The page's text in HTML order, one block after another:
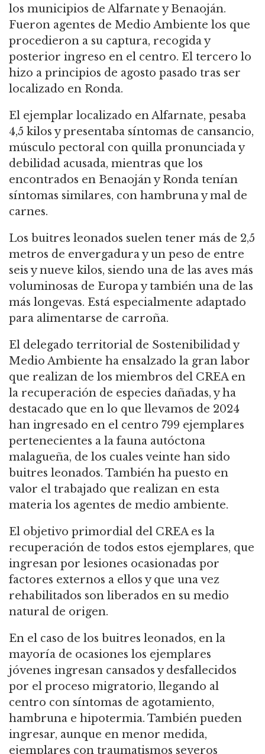
los municipios de Alfarnate y Benaoján.
Fueron agentes de Medio Ambiente los que
procedieron a su captura, recogida y
posterior ingreso en el centro. El tercero lo
hizo a principios de agosto pasado tras ser
localizado en Ronda.
El ejemplar localizado en Alfarnate, pesaba
4,5 kilos y presentaba síntomas de cansancio,
músculo pectoral con quilla pronunciada y
debilidad acusada, mientras que los
encontrados en Benaoján y Ronda tenían
síntomas similares, con hambruna y mal de
carnes.
Los buitres leonados suelen tener más de 2,5
metros de envergadura y un peso de entre
seis y nueve kilos, siendo una de las aves más
voluminosas de Europa y también una de las
más longevas. Está especialmente adaptado
para alimentarse de carroña.
El delegado territorial de Sostenibilidad y
Medio Ambiente ha ensalzado la gran labor
que realizan de los miembros del CREA en
la recuperación de especies dañadas, y ha
destacado que en lo que llevamos de 2024
han ingresado en el centro 799 ejemplares
pertenecientes a la fauna autóctona
malagueña, de los cuales veinte han sido
buitres leonados. También ha puesto en
valor el trabajado que realizan en esta
materia los agentes de medio ambiente.
El objetivo primordial del CREA es la
recuperación de todos estos ejemplares, que
ingresan por lesiones ocasionadas por
factores externos a ellos y que una vez
rehabilitados son liberados en su medio
natural de origen.
En el caso de los buitres leonados, en la
mayoría de ocasiones los ejemplares
jóvenes ingresan cansados y desfallecidos
por el proceso migratorio, llegando al
centro con síntomas de agotamiento,
hambruna e hipotermia. También pueden
ingresar, aunque en menor medida,
ejemplares con traumatismos severos